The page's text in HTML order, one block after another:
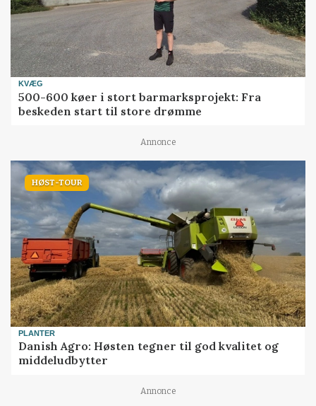
KVÆG
500-600 køer i stort barmarksprojekt: Fra
beskeden start til store drømme
Annonce
HØST-TOUR
PLANTER
Danish Agro: Høsten tegner til god kvalitet og
middeludbytter
Annonce